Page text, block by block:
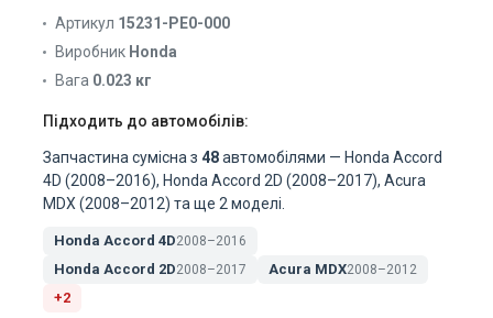
Артикул 15231-PE0-000
Виробник Honda
Вага 0.023 кг
Підходить до автомобілів:
Запчастина сумісна з 48автомобілями — Honda Accord
4D (2008–2016), Honda Accord 2D (2008–2017), Acura
MDX (2008–2012) та ще 2 моделі.
Honda Accord 4D2008–2016
Honda Accord 2D2008–2017 Acura MDX2008–2012
+2